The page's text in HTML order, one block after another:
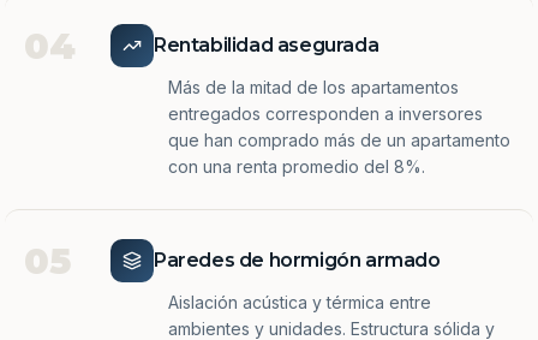
04 Rentabilidad asegurada
Más de la mitad de los apartamentos
entregados corresponden a inversores
que han comprado más de un apartamento
con una renta promedio del 8%.
05 Paredes de hormigón armado
Aislación acústica y térmica entre
ambientes y unidades. Estructura sólida y